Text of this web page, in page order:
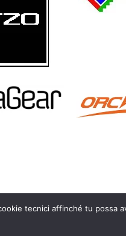
– fotografia naturalistica
tecnici affinché tu possa